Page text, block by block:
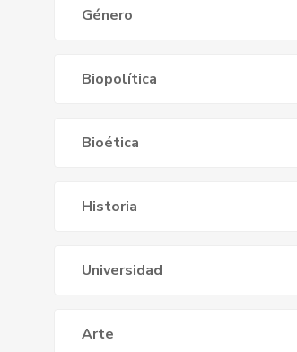
Género
Biopolítica
Bioética
Historia
Universidad
Arte